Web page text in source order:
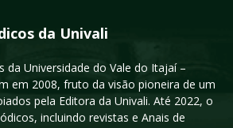
da Univali
da Universidade do Vale do Itajaí –
em 2008, fruto da visão pioneira de um
pela Editora da Univali. Até 2022, o
incluindo revistas e Anais de